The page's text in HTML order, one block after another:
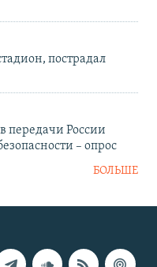
пострадал
передачи России
– опрос
БОЛЬШЕ